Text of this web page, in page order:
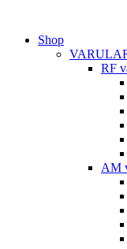
innehållShop
RF
AM